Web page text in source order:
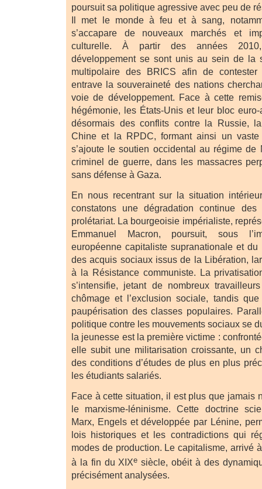
poursuit sa politique agressive avec peu de
Il met le monde à feu et à sang,
s’accapare de nouveaux marchés et
culturelle. À partir des années
développement se sont unis au sein de la
multipolaire des BRICS afin de
entrave la souveraineté des nations
voie de développement. Face à cette
hégémonie, les États-Unis et leur bloc
désormais des conflits contre la Russie,
Chine et la RPDC, formant ainsi un
s’ajoute le soutien occidental au régime de
criminel de guerre, dans les massacres
sans défense à Gaza.
En nous recentrant sur la situation
constatons une dégradation continue
prolétariat. La bourgeoisie impérialiste,
Emmanuel Macron, poursuit, sous
européenne capitaliste supranationale et du
des acquis sociaux issus de la Libération,
à la Résistance communiste. La
s’intensifie, jetant de nombreux
chômage et l’exclusion sociale, tandis
paupérisation des classes populaires.
politique contre les mouvements sociaux se
la jeunesse est la première victime :
elle subit une militarisation croissante, un
des conditions d’études de plus en plus
les étudiants salariés.
Face à cette situation, il est plus que jamais
le marxisme-léninisme. Cette doctrine
Marx, Engels et développée par Lénine,
lois historiques et les contradictions qui
modes de production. Le capitalisme, arrivé
à la fin du XIXe siècle, obéit à des
précisément analysées.